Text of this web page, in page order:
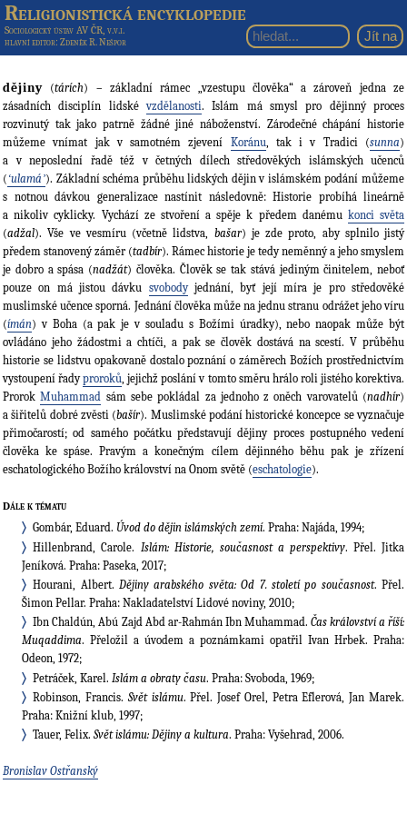
Religionistická encyklopedie
Sociologický ústav AV ČR, v.v.i.
hlavní editor: Zdeněk R. Nešpor
dějiny (tárích) – základní rámec „vzestupu člověka“ a zároveň jedna ze
zásadních disciplín lidskévzdělanosti. Islám má smysl pro dějinný proces
rozvinutý tak jako patrně žádné jiné náboženství. Zárodečné chápání historie
můžeme vnímat jak v samotném zjevení Koránu, tak i v Tradici (sunna)
a v neposlední řadě též v četných dílech středověkých islámských učenců
( ʻulamáʼ). Základní schéma průběhu lidských dějin v islámském podání můžeme
s notnou dávkou generalizace nastínit následovně: Historie probíhá lineárně
a nikoliv cyklicky. Vychází ze stvoření a spěje k předem danému konci světa
(adžal). Vše ve vesmíru (včetně lidstva, bašar) je zde proto, aby splnilo jistý
předem stanovený záměr (tadbír). Rámec historie je tedy neměnný a jeho smyslem
je dobro a spása (nadžát) člověka. Člověk se tak stává jediným činitelem, neboť
pouze on má jistou dávku svobodyjednání, byť její míra je pro středověké
muslimské učence sporná. Jednání člověka může na jednu stranu odrážet jeho víru
(ímán) v Boha (a pak je v souladu s Božími úradky), nebo naopak může být
ovládáno jeho žádostmi a chtíči, a pak se člověk dostává na scestí. V průběhu
historie se lidstvu opakovaně dostalo poznání o záměrech Božích prostřednictvím
vystoupení řadyproroků, jejichž poslání v tomto směru hrálo roli jistého korektiva.
ProrokMuhammad sám sebe pokládal za jednoho z oněch varovatelů (nadhír)
a šiřitelů dobré zvěsti (bašír). Muslimské podání historické koncepce se vyznačuje
přimočarostí; od samého počátku představují dějiny proces postupného vedení
člověka ke spáse. Pravým a konečným cílem dějinného běhu pak je zřízení
eschatologického Božího království na Onom světě (eschatologie).
Dále k tématu
Gombár, Eduard. Úvod do dějin islámských zemí. Praha: Najáda, 1994;
Hillenbrand, Carole. Islám: Historie, současnost a perspektivy. Přel. Jitka
Jeníková. Praha: Paseka, 2017;
Hourani, Albert. Dějiny arabského světa: Od 7. století po současnost. Přel.
Šimon Pellar. Praha: Nakladatelství Lidové noviny, 2010;
Ibn Chaldún, Abú Zajd Abd ar-Rahmán Ibn Muhammad. Čas království a říší:
Muqaddima. Přeložil a úvodem a poznámkami opatřil Ivan Hrbek. Praha:
Odeon, 1972;
Petráček, Karel. Islám a obraty času. Praha: Svoboda, 1969;
Robinson, Francis. Svět islámu. Přel. Josef Orel, Petra Eflerová, Jan Marek.
Praha: Knižní klub, 1997;
Tauer, Felix.Svět islámu: Dějiny a kultura. Praha: Vyšehrad, 2006.
Bronislav Ostřanský